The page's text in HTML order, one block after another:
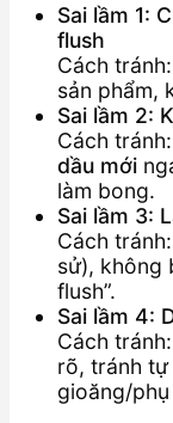
Sai lầm 1:
flush
Cách
sản phẩm,
Sai lầm 2:
Cách
dầu mới
làm bong.
Sai lầm 3:
Cách
sử), không
flush”.
Sai lầm 4:
Cách
rõ, tránh
gioăng/